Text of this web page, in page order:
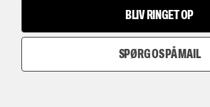
BLIV RINGET OP
SPØRG OS PÅ MAIL